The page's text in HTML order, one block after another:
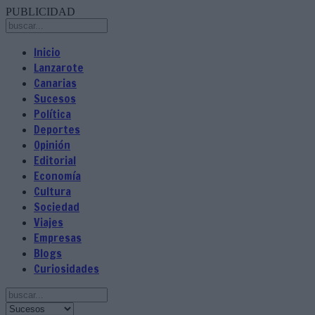
PUBLICIDAD
Inicio
Lanzarote
Canarias
Sucesos
Política
Deportes
Opinión
Editorial
Economía
Cultura
Sociedad
Viajes
Empresas
Blogs
Curiosidades